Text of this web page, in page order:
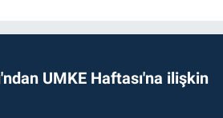
UMKE Haftası'na ilişkin